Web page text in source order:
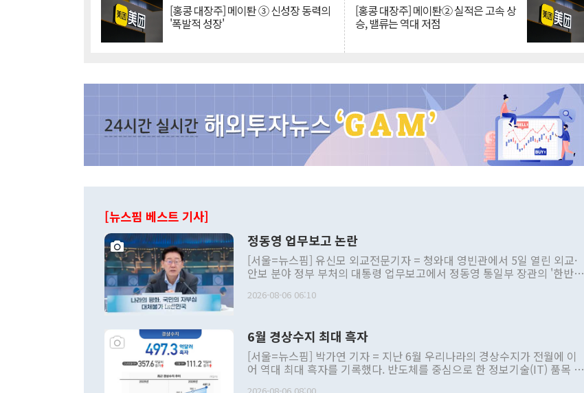
[홍콩 대장주] 메이퇀 ③ 신성장 동력의
'폭발적 성장'
[홍콩 대장주] 메이퇀② 실적은 고속 상
승, 밸류는 역대 저점
[뉴스핌 베스트 기사]
정동영 업무보고 논란
[서울=뉴스핌] 유신모 외교전문기자 = 청와대 영빈관에서 5일 열린 외교·
안보 분야 정부 부처의 대통령 업무보고에서 정동영 통일부 장관의 '한반도
발언 중에는 정부 내 조율을 거치지 않은 사안을 정책으로 추진하겠다고 공
주의적 희망에 근거한 비현실적 구상'이라는 비판을 내놨다. 그동안 정 장
관의 대북 정책 관련 발언이 물의를 빚은 적은 여러 번 있지만 대통령과 유
관 부처 장관이 공개적으로 부정적 입장을 표명한 것은 이례적이다. 정 장
관의 무리한 대북 접근법과 월권을 제어해야 한다는 목소리도 높아지고 있
2026-08-06 06:10
6월 경상수지 최대 흑자
[서울=뉴스핌] 박가연 기자 = 지난 6월 우리나라의 경상수지가 전월에 이
어 역대 최대 흑자를 기록했다. 반도체를 중심으로 한 정보기술(IT) 품목 수